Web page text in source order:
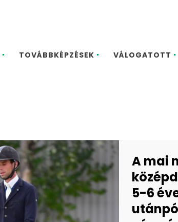
TOVÁBBKÉPZÉSEK VÁLOGATOTT
A mai
5-6